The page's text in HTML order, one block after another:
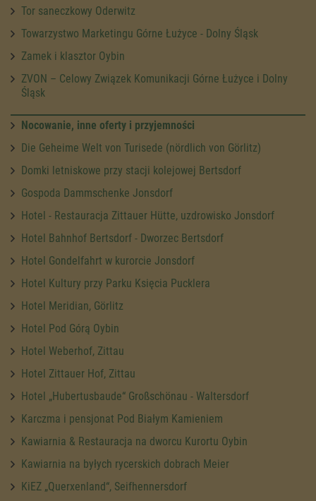
Tor saneczkowy Oderwitz
Towarzystwo Marketingu Górne Łużyce - Dolny Śląsk
Zamek i klasztor Oybin
ZVON – Celowy Związek Komunikacji Górne Łużyce i Dolny
Śląsk
Nocowanie, inne oferty i przyjemności
Die Geheime Welt von Turisede (nördlich von Görlitz)
Domki letniskowe przy stacji kolejowej Bertsdorf
Gospoda Dammschenke Jonsdorf
Hotel - Restauracja Zittauer Hütte, uzdrowisko Jonsdorf
Hotel Bahnhof Bertsdorf - Dworzec Bertsdorf
Hotel Gondelfahrt w kurorcie Jonsdorf
Hotel Kultury przy Parku Księcia Pucklera
Hotel Meridian, Görlitz
Hotel Pod Górą Oybin
Hotel Weberhof, Zittau
Hotel Zittauer Hof, Zittau
Hotel „Hubertusbaude“ Großschönau - Waltersdorf
Karczma i pensjonat Pod Białym Kamieniem
Kawiarnia & Restauracja na dworcu Kurortu Oybin
Kawiarnia na byłych rycerskich dobrach Meier
KiEZ „Querxenland“, Seifhennersdorf